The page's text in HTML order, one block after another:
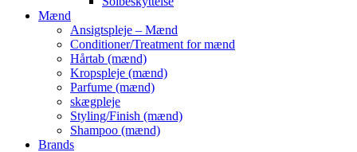
Mænd
Ansigtspleje – Mænd
Conditioner/Treatment for mænd
Hårtab (mænd)
Kropspleje (mænd)
Parfume (mænd)
skægpleje
Styling/Finish (mænd)
Shampoo (mænd)
Brands